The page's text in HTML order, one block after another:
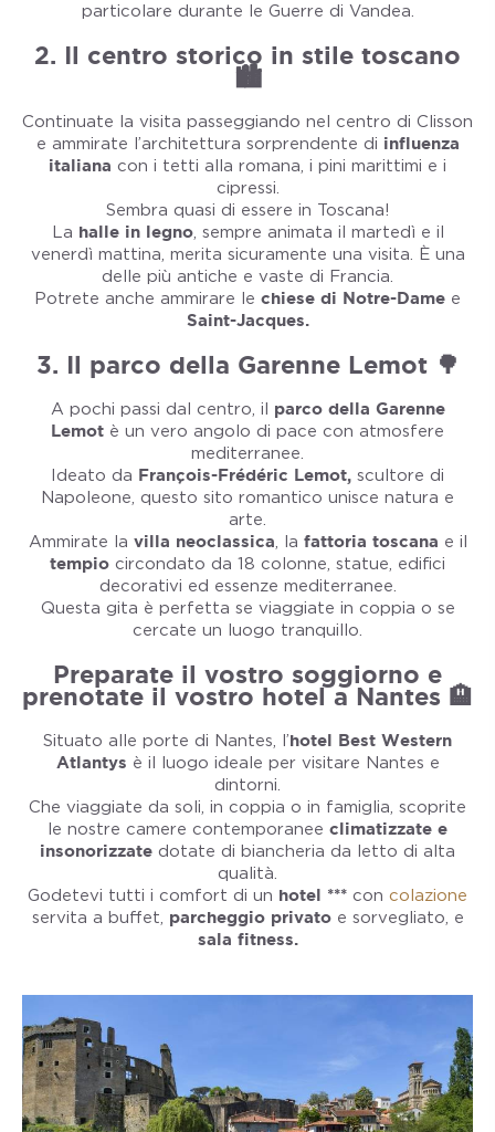
particolare durante le Guerre di Vandea.
2. Il centro storico in stile toscano
🏙️
Continuate la visita passeggiando nel centro di Clisson
e ammirate l’architettura sorprendente di influenza
italiana con i tetti alla romana, i pini marittimi e i
cipressi.
Sembra quasi di essere in Toscana!
La halle in legno, sempre animata il martedì e il
venerdì mattina, merita sicuramente una visita. È una
delle più antiche e vaste di Francia.
Potrete anche ammirare le chiese di Notre-Dame e
Saint-Jacques.
3. Il parco della Garenne Lemot 🌳
A pochi passi dal centro, il parco della Garenne
Lemot è un vero angolo di pace con atmosfere
mediterranee.
Ideato da François-Frédéric Lemot, scultore di
Napoleone, questo sito romantico unisce natura e
arte.
Ammirate la villa neoclassica, la fattoria toscana e il
tempio circondato da 18 colonne, statue, edifici
decorativi ed essenze mediterranee.
Questa gita è perfetta se viaggiate in coppia o se
cercate un luogo tranquillo.
Preparate il vostro soggiorno e
prenotate il vostro hotel a Nantes 🏨
Situato alle porte di Nantes, l’hotel Best Western
Atlantys è il luogo ideale per visitare Nantes e
dintorni.
Che viaggiate da soli, in coppia o in famiglia, scoprite
le nostre camere contemporanee climatizzate e
insonorizzate dotate di biancheria da letto di alta
qualità.
Godetevi tutti i comfort di un hotel *** con colazione
servita a buffet, parcheggio privatoe sorvegliato, e
sala fitness.